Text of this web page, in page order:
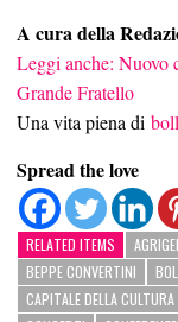
A cura della
Leggi anche: Nuovo
Grande Fratello
Una vita piena di
Spread the love
RELATED ITEMS
BEPPE CONVERTINI
CAPITALE DELLA CULTURA